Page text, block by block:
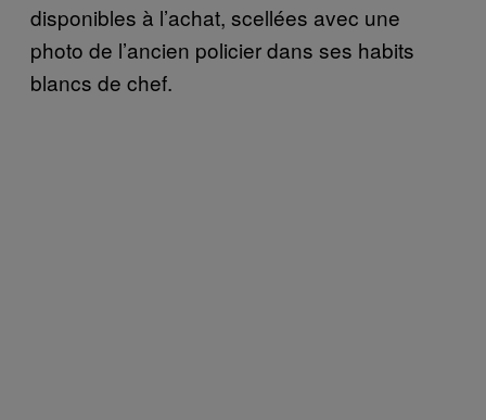
disponibles à l’achat, scellées avec une
photo de l’ancien policier dans ses habits
blancs de chef.